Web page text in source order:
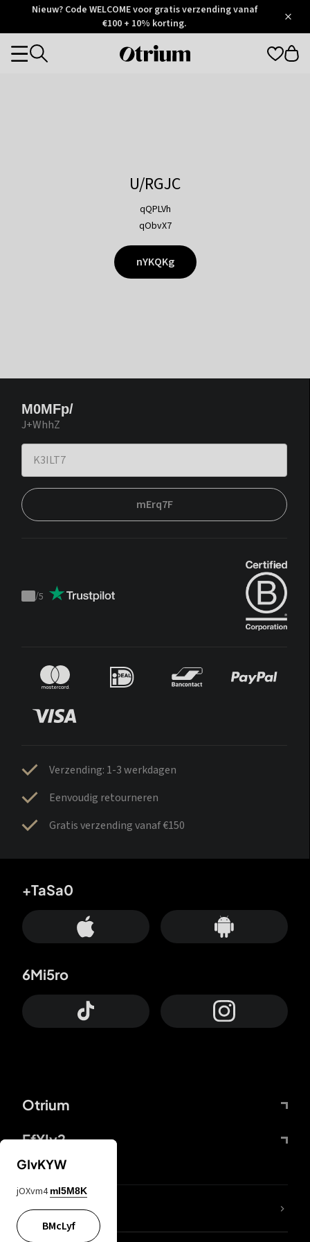
Otrium
Trustpilot
Nieuw? Code WELCOME voor gratis verzending vanaf
€100 + 10% korting.
Otrium
Categories
U/RGJC
qQPLVh
qObvX7
nYKQKg
M0MFp/
J+WhhZ
mErq7F
Trustpilot
/5
Verzending: 1-3 werkdagen
Eenvoudig retourneren
Gratis verzending vanaf €150
Otrium
FfYIy2
+TaSa0
6Mi5ro
KIjvtr
GIvKYW
jOXvm4 mI5M8K
BMcLyf